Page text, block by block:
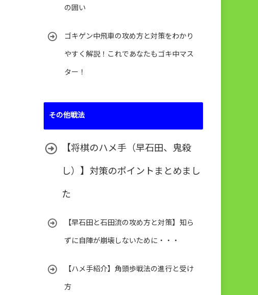
の囲い
ゴキゲン中飛車の攻め方と対策をわかり
やすく解説！これであなたもゴキ中マス
ター！
その他戦法
【将棋のハメ手（早石田、鬼殺
し）】対策のポイントまとめまし
た
【早石田と石田流の攻め方と対策】知ら
ずに自陣が崩壊しないために・・・
【ハメ手紹介】角頭歩戦法の進行と受け
方